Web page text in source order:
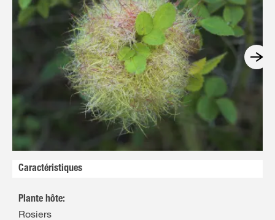
Service
Qui sommes-nous?
FR
Caractéristiques
Plante hôte:
Rosiers